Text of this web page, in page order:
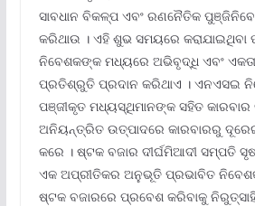
ସାବଧାନ ବିକଳ୍ପ ଏବଂ ରଣନୈତିକ
କରିଥାଉ । ଏହି ଶୁଭ ସମୟରେ କରାଯାଇଥିବା
ନିବେଶକଙ୍କ ମଧ୍ୟରେ ଅଭିବୃଦ୍ଧି ଏବଂ
ପ୍ରତିଶ୍ରୁତି ପ୍ରଦାନ କରିଥାଏ । ଏନଏସଇ
ପଞ୍ଜୀକୃତ ମଧ୍ୟସ୍ଥିମାନଙ୍କ ସହିତ କାରବାର
ଅନିୟନ୍ତ୍ରିତ ଉତ୍ପାଦରେ କାରବାରରୁ
କରେ । ଷ୍ଟକ ବଜାର ଦୀର୍ଘମିଆଦୀ ସମ୍ପତି
ଏକ ଅପ୍ରୀତିକର ଅନୁଭୂତି ପ୍ରଭାବିତ
ଷ୍ଟକ ବଜାରରେ ପ୍ରବେଶ କରିବାକୁ